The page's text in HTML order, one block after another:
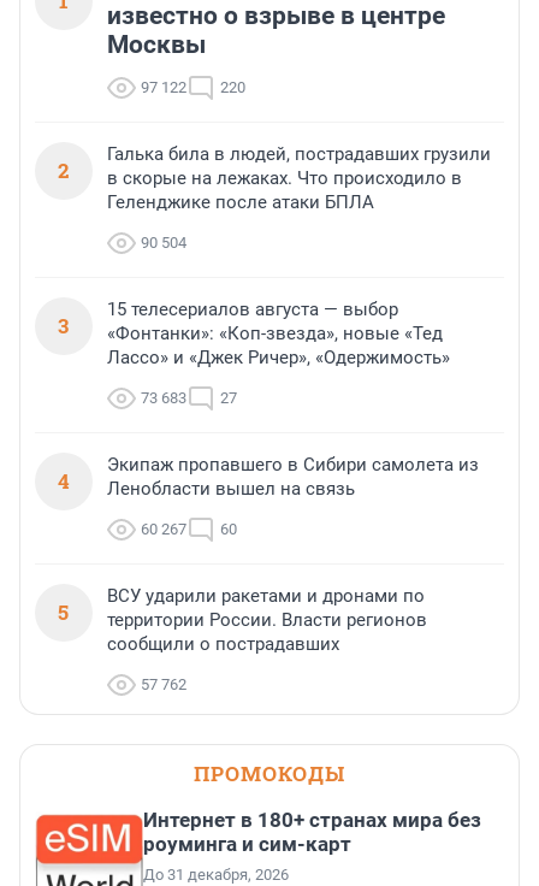
известно о взрыве в центре
Москвы
97 122 220
2
Галька била в людей, пострадавших грузили
в скорые на лежаках. Что происходило в
Геленджике после атаки БПЛА
90 504
3
15 телесериалов августа — выбор
«Фонтанки»: «Коп-звезда», новые «Тед
Лассо» и «Джек Ричер», «Одержимость»
73 683 27
4
Экипаж пропавшего в Сибири самолета из
Ленобласти вышел на связь
60 267 60
5
ВСУ ударили ракетами и дронами по
территории России. Власти регионов
сообщили о пострадавших
57 762
ПРОМОКОДЫ
Интернет в 180+ странах мира без
роуминга и сим-карт
До 31 декабря, 2026